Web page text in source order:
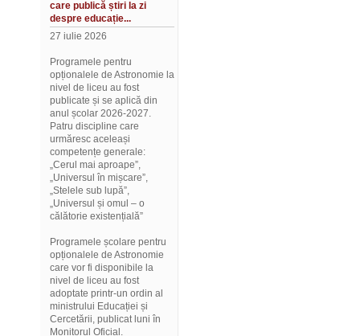
care publică știri la zi
despre educație...
27 iulie 2026
Programele pentru
opționalele de Astronomie la
nivel de liceu au fost
publicate și se aplică din
anul școlar 2026-2027.
Patru discipline care
urmăresc aceleași
competențe generale:
„Cerul mai aproape”,
„Universul în mișcare”,
„Stelele sub lupă”,
„Universul și omul – o
călătorie existențială”
Programele școlare pentru
opționalele de Astronomie
care vor fi disponibile la
nivel de liceu au fost
adoptate printr-un ordin al
ministrului Educației și
Cercetării, publicat luni în
Monitorul Oficial.